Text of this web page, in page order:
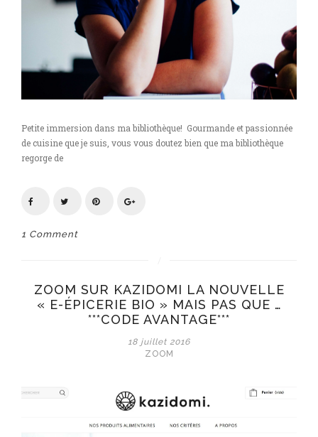
Petite immersion dans ma bibliothèque! Gourmande et passionnée
de cuisine que je suis, vous vous doutez bien que ma bibliothèque
regorge de
1 Comment
ZOOM SUR KAZIDOMI LA NOUVELLE
« E-ÉPICERIE BIO » MAIS PAS QUE …
***CODE AVANTAGE***
18 juillet 2016
ZOOM